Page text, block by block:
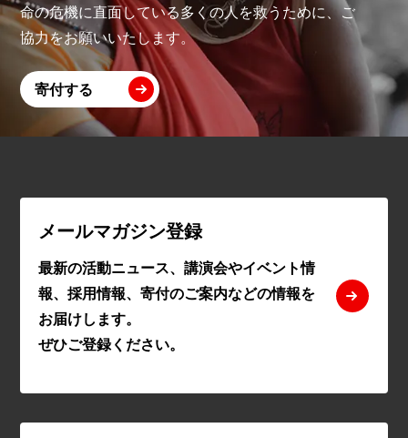
命の危機に直面している多くの人を救うために、ご
協力をお願いいたします。
寄付する
メールマガジン登録
最新の活動ニュース、講演会やイベント情
報、採用情報、寄付のご案内などの情報を
お届けします。
ぜひご登録ください。